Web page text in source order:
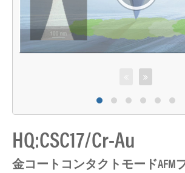
HQ:CSC17/Cr-Au
金コートコンタクトモードAFM